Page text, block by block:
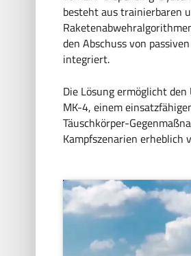
besteht aus trainierbaren
den Abschuss von
integriert.
Die Lösung ermöglicht
MK-4, einem
Täuschkörper-
Kampfszenarien erheblich